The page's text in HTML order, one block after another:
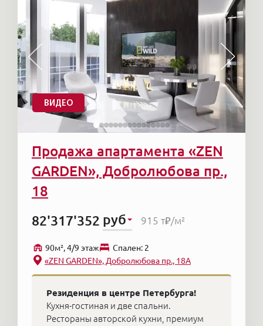
ВИДЕО
Продажа апартамента «ZEN
GARDEN», Добролюбова пр.,
18
82'317'352 руб 915 т₽/м²
90м², 4/9 этаж
Cпален: 2
«ZEN GARDEN», Добролюбова пр., 18А
Резиденция в центре Петербурга!
Кухня-гостиная и две спальни.
Рестораны авторской кухни, премиум